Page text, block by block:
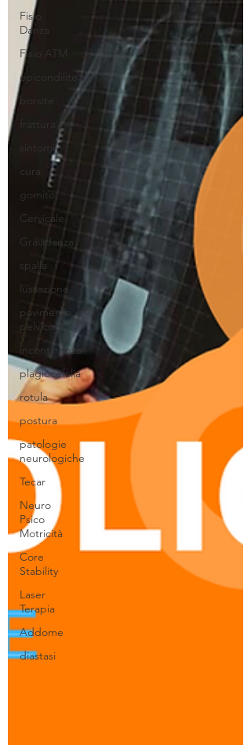
Fisio
Danza
Fisio ATM
epicondilite
borsite
frattura
sintomi
cura
gomito
Cervicale
Gravidanza
spalla
lussazione
pavimento
pelvico
incontinenza
plagiocefalia
rotula
postura
patologie
neurologiche
Tecar
Neuro
Psico
Motricità
Core
Stability
Laser
Terapia
Addome
diastasi